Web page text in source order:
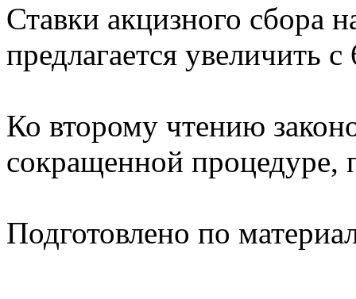
Ставки акцизного сбора
предлагается увеличить
Ко второму чтению
сокращенной процедуре,
Подготовлено по